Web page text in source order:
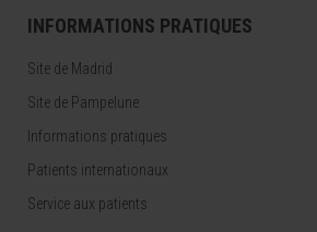
INFORMATIONS PRATIQUES
Site de Madrid
Site de Pampelune
Informations pratiques
Patients internationaux
Service aux patients